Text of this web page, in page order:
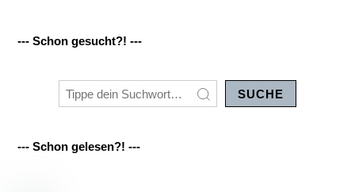
--- Schon gesucht?! ---
SUCHE
--- Schon gelesen?! ---